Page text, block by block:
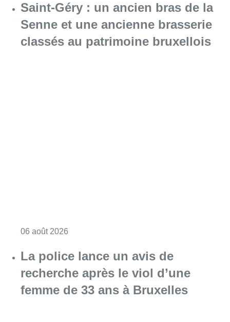
Saint-Géry : un ancien bras de la
Senne et une ancienne brasserie
classés au patrimoine bruxellois
06 août 2026
La police lance un avis de
recherche après le viol d’une
femme de 33 ans à Bruxelles